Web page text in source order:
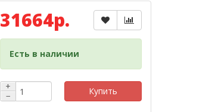
31664р.
Есть в наличии
+
−
Купить